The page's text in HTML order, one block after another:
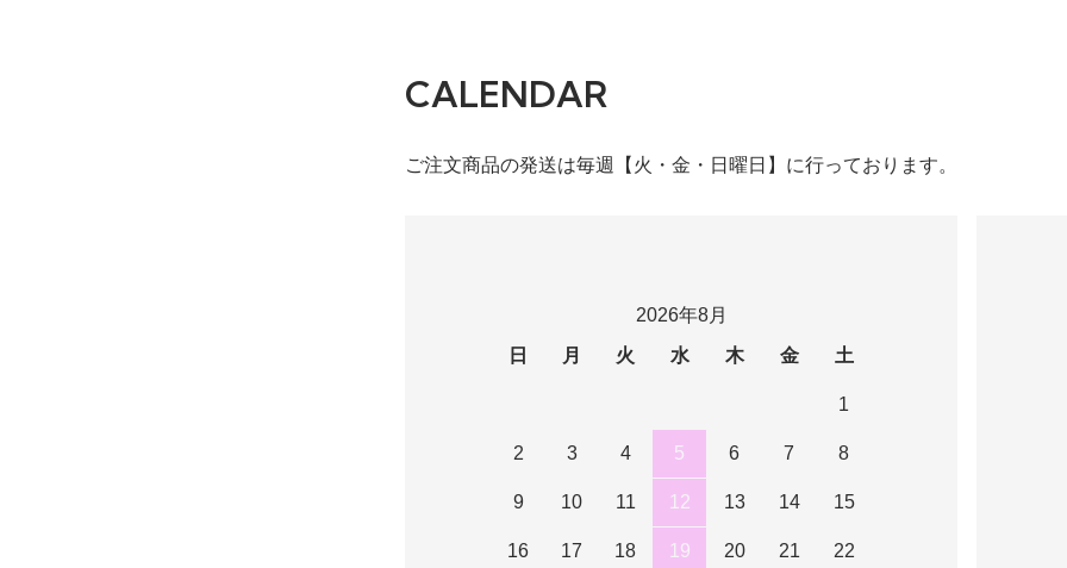
CALENDAR
ご注文商品の発送は毎週【火・金・日曜日】に行っております。
2026年8月
日
月 火 水 木 金 土
1
2 3 4 5 6 7 8
9 10 11 12 13 14 15
16 17 18 19 20 21 22